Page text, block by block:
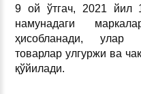
9 ой ўтгач, 2021 йил
намунадаги
ҳисобланади, улар
товарлар улгуржи ва
қўйилади.